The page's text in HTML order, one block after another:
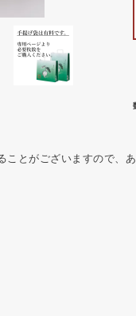
とがございますので、あ